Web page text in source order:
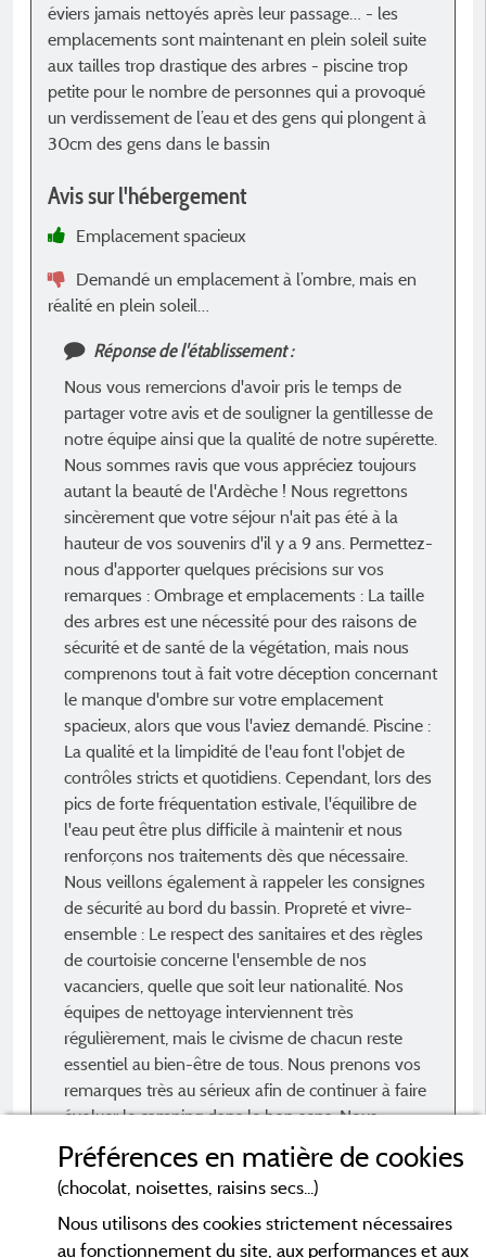
éviers jamais nettoyés après leur passage… - les
emplacements sont maintenant en plein soleil suite
aux tailles trop drastique des arbres - piscine trop
petite pour le nombre de personnes qui a provoqué
un verdissement de l’eau et des gens qui plongent à
30cm des gens dans le bassin
Avis sur l'hébergement
Emplacement spacieux
Demandé un emplacement à l’ombre, mais en
réalité en plein soleil…
Réponse de l'établissement :
Nous vous remercions d'avoir pris le temps de
partager votre avis et de souligner la gentillesse de
notre équipe ainsi que la qualité de notre supérette.
Nous sommes ravis que vous appréciez toujours
autant la beauté de l'Ardèche ! Nous regrettons
sincèrement que votre séjour n'ait pas été à la
hauteur de vos souvenirs d'il y a 9 ans. Permettez-
nous d'apporter quelques précisions sur vos
remarques : Ombrage et emplacements : La taille
des arbres est une nécessité pour des raisons de
sécurité et de santé de la végétation, mais nous
comprenons tout à fait votre déception concernant
le manque d'ombre sur votre emplacement
spacieux, alors que vous l'aviez demandé. Piscine :
La qualité et la limpidité de l'eau font l'objet de
contrôles stricts et quotidiens. Cependant, lors des
pics de forte fréquentation estivale, l'équilibre de
l'eau peut être plus difficile à maintenir et nous
renforçons nos traitements dès que nécessaire.
Nous veillons également à rappeler les consignes
de sécurité au bord du bassin. Propreté et vivre-
ensemble : Le respect des sanitaires et des règles
de courtoisie concerne l'ensemble de nos
vacanciers, quelle que soit leur nationalité. Nos
équipes de nettoyage interviennent très
régulièrement, mais le civisme de chacun reste
essentiel au bien-être de tous. Nous prenons vos
remarques très au sérieux afin de continuer à faire
évoluer le camping dans le bon sens. Nous
espérons que vous garderez malgré tout de bons
souvenirs de la région.
Préférences en matière de cookies
(chocolat, noisettes, raisins secs...)
Nous utilisons des cookies strictement nécessaires
au fonctionnement du site, aux performances et aux